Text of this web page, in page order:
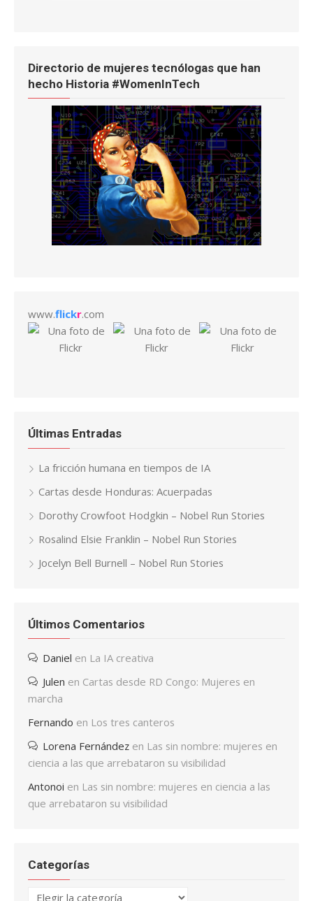
Directorio de mujeres tecnólogas que han
hecho Historia #WomenInTech
www.flickr.com
Últimas Entradas
La fricción humana en tiempos de IA
Cartas desde Honduras: Acuerpadas
Dorothy Crowfoot Hodgkin – Nobel Run Stories
Rosalind Elsie Franklin – Nobel Run Stories
Jocelyn Bell Burnell – Nobel Run Stories
Últimos Comentarios
Daniel en La IA creativa
Julen en Cartas desde RD Congo: Mujeres en
marcha
Fernando en Los tres canteros
Lorena Fernández en Las sin nombre: mujeres en
ciencia a las que arrebataron su visibilidad
Antonoi en Las sin nombre: mujeres en ciencia a las
que arrebataron su visibilidad
Categorías
Categorías